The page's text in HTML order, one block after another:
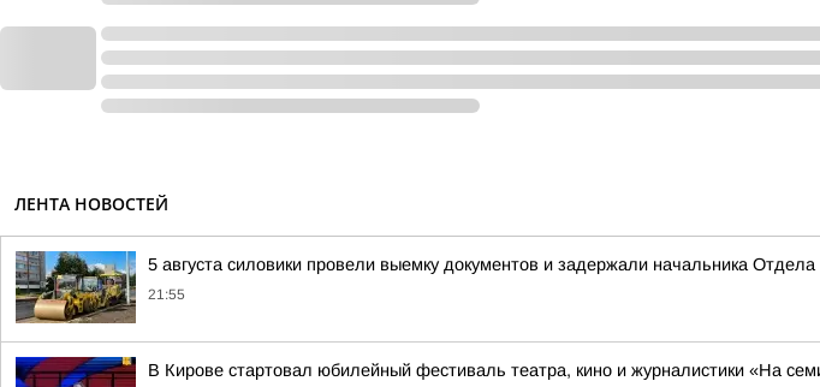
ЛЕНТА НОВОСТЕЙ
5 августа силовики провели выемку документов и задержали начальника
21:55
В Кирове стартовал юбилейный фестиваль театра, кино и журналистики «На